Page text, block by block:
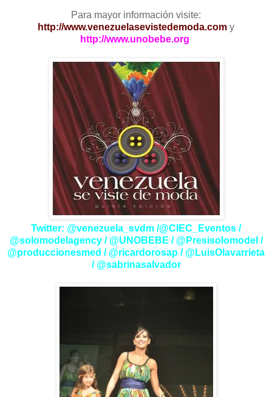
Para mayor información visite:
http://www.venezuelasevistedemoda.com y
http://www.unobebe.org
Twitter: @venezuela_svdm /@CIEC_Eventos /
@solomodelagency / @UNOBEBE / @Presisolomodel /
@produccionesmed / @ricardorosap / @LuisOlavarrieta
/ @sabrinasalvador